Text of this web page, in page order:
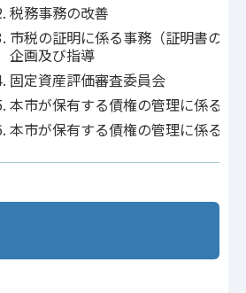
税務事務の改善
市税の証明に係る事務（証明書の交
企画及び指導
固定資産評価審査委員会
本市が保有する債権の管理に係る事
本市が保有する債権の管理に係る関